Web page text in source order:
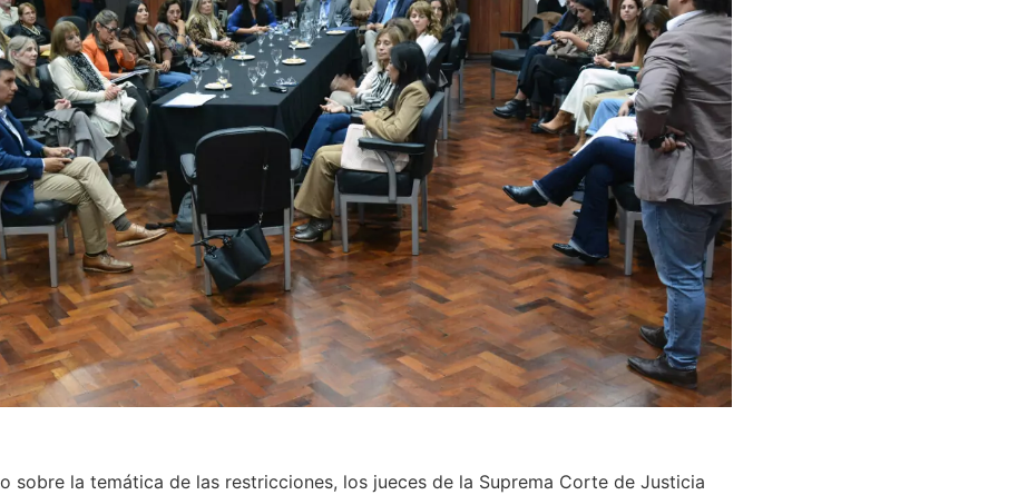
sobre la temática de las restricciones, los jueces de la Suprema Corte de Justicia